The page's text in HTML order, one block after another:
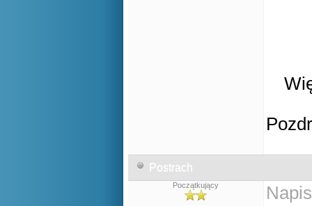
Postrach
Początkujący